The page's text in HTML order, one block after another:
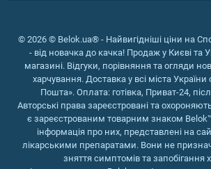
© 2026 © Belok.ua® - Найвигідніші ціни на
- від новачка до качка! Продаж у Києві та
магазині. Відгуки, порівняння та огляди
харчування. Доставка у всі міста
Пошта». Оплата: готівка, Приват-24,
Авторські права зареєстровані та
є зареєстрованим товарним знаком
інформація про них, представлені на
лікарськими препаратами. Вони не
зняття симптомів та запобігання